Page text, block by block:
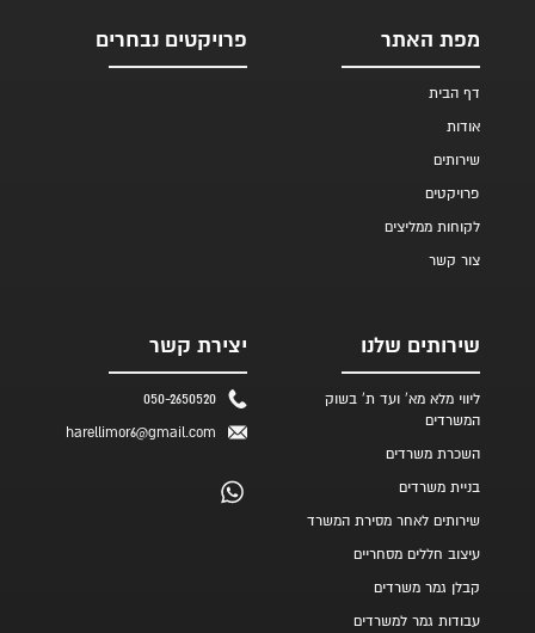
מפת האתר
דף הבית
אודות
שירותים
פרויקטים
לקוחות ממליצים
צור קשר
פרויקטים נבחרים
שירותים שלנו
ליווי מלא מא' ועד ת' בשוק
המשרדים
השכרת משרדים
בניית משרדים
שירותים לאחר מסירת המשרד
עיצוב חללים מסחריים
קבלן גמר משרדים
עבודות גמר למשרדים
יצירת קשר
050-2650520
harellimor6@gmail.com